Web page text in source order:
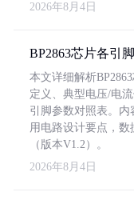
2026年8月4日
BP2863芯片各引
本文详细解析
定义、典型电压/电
引脚参数对照表。
用电路设计要点，
（版本V1.2）。
2026年8月4日